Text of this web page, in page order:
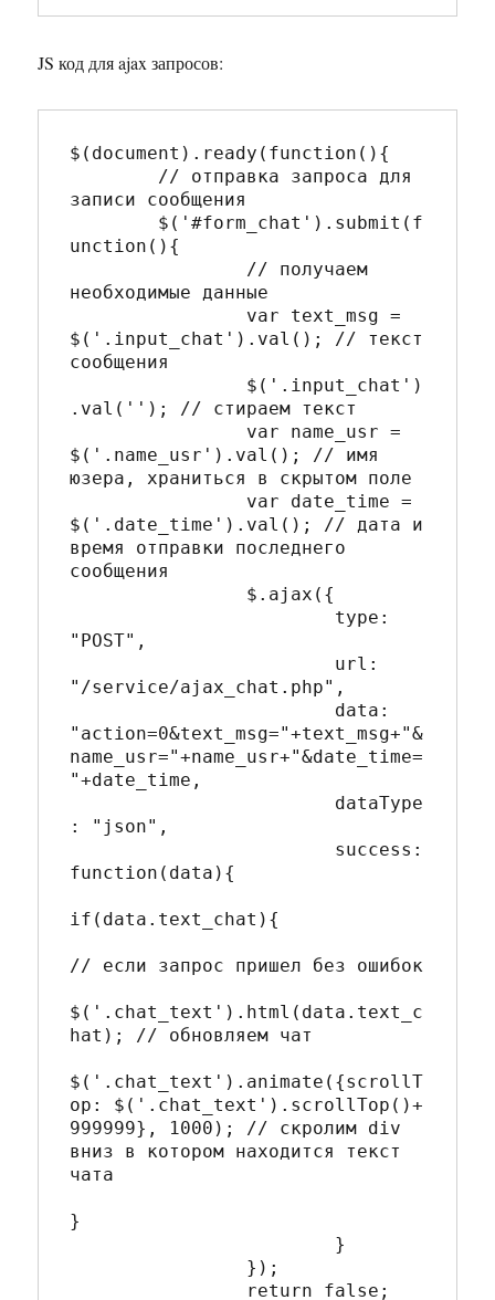
JS код для ajax запросов:
$(document).ready(function(){
записи сообщения
unction(){
необходимые данные
$('.input_chat').val(); // текст
сообщения
.val(''); // стираем текст
$('.name_usr').val(); // имя
юзера, храниться в скрытом поле
$('.date_time').val(); // дата и
время отправки последнего
сообщения
"POST",
"/service/ajax_chat.php",
"action=0&text_msg="+text_msg+"&
name_usr="+name_usr+"&date_time=
"+date_time,
: "json",
function(data){
if(data.text_chat){
// если запрос пришел без ошибок
$('.chat_text').html(data.text_c
hat); // обновляем чат
$('.chat_text').animate({scrollT
op: $('.chat_text').scrollTop()+
999999}, 1000); // скролим div
вниз в котором находится текст
чата
}